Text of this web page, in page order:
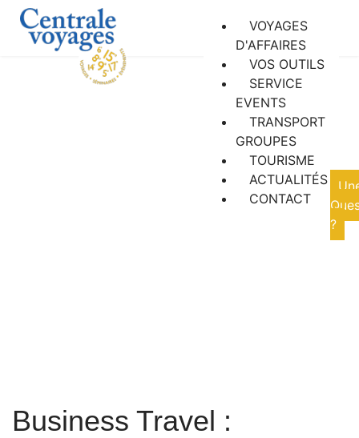
VOYAGES
D'AFFAIRES
VOS OUTILS
SERVICE
EVENTS
TRANSPORT
GROUPES
TOURISME
ACTUALITÉS
CONTACT
Actualités
Business Travel :
?